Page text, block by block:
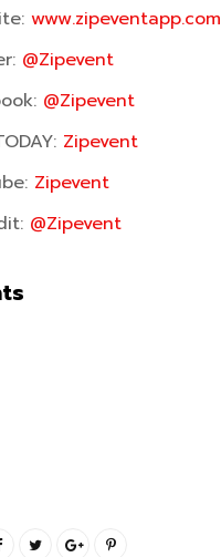
www.zipeventapp.com
@Zipevent
@Zipevent
Zipevent
Zipevent
@Zipevent